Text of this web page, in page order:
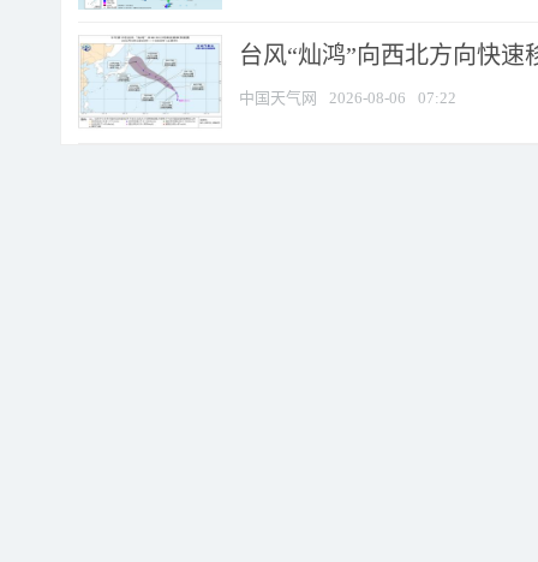
台风“灿鸿”向西北方向快
中国天气网 2026-08-06 07:22